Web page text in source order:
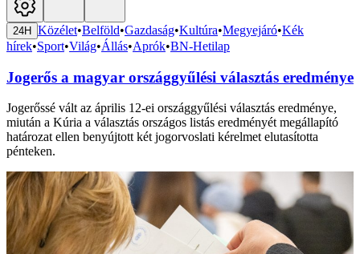
24H Közélet•Belföld•Gazdaság•Kultúra•Megyejáró•Kék
hírek•Sport•Világ•Állás•Aprók•BN-Hetilap
Jogerős a magyar országgyűlési választás eredménye
Jogerőssé vált az április 12-ei országgyűlési választás eredménye,
miután a Kúria a választás országos listás eredményét megállapító
határozat ellen benyújtott két jogorvoslati kérelmet elutasította
pénteken.